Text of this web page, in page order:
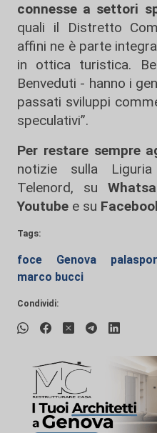
connesse a settori
quali il Distretto
affini ne è parte
in ottica turistica.
Benveduti - hanno i
passati sviluppi
speculativi”.
Per restare sempre
notizie sulla
Telenord, su
Youtube e su
Tags:
foce Genova
marco bucci
Condividi: